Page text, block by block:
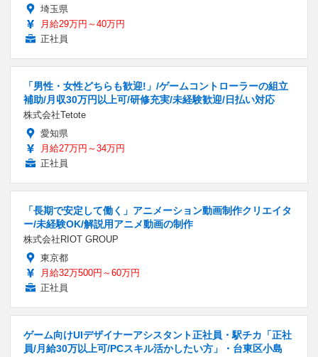
埼玉県
月給29万円～40万円
正社員
「男性・女性どちらも歓迎!」/ゲームコントローラーの組立
補助/月収30万円以上可/研修充実/未経験歓迎/日払い対応
株式会社Tetote
愛知県
月給27万円～34万円
正社員
「長期で安定して働く」アニメーション動画制作クリエイタ
ー/未経験OK/解説用アニメ動画の制作
株式会社RIOT GROUP
東京都
月給32万500円～60万円
正社員
ゲーム向けUIデザイナーアシスタント正社員・駅チカ「正社
員/月給30万以上可/PCスキル活かしたい方」・台東区小島